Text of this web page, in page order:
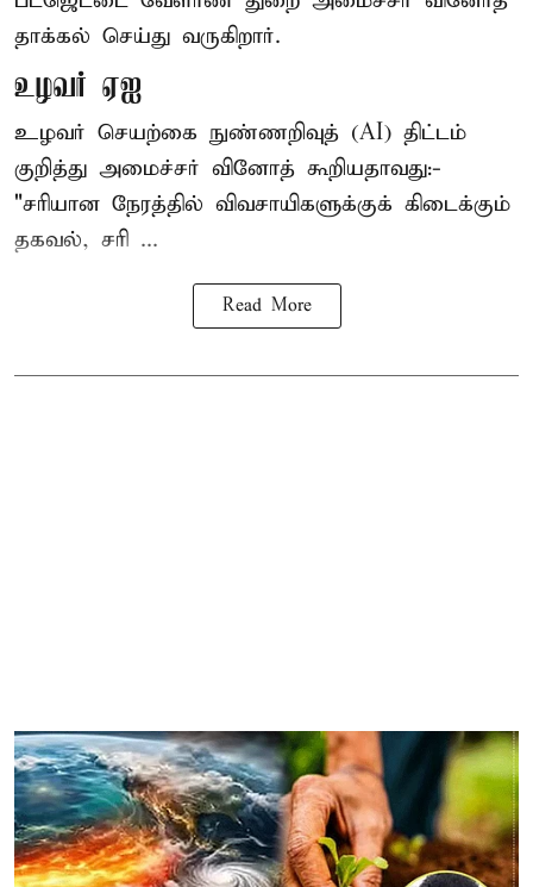
தாக்கல் செய்து வருகிறார்.
உழவர் ஏஐ
உழவர் செயற்கை நுண்ணறிவுத் (AI) திட்டம்
குறித்து அமைச்சர் வினோத் கூறியதாவது:-
"சரியான நேரத்தில் விவசாயிகளுக்குக் கிடைக்கும்
தகவல், சரி ...
Read More